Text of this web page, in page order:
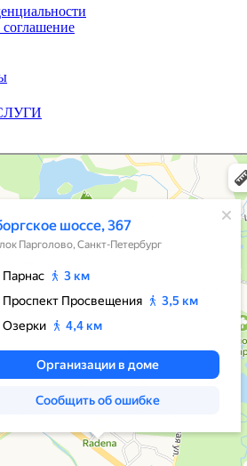
соглашение